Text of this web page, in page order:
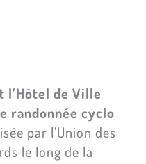
l’Hôtel de Ville
randonnée cyclo
par l’Union des
le long de la